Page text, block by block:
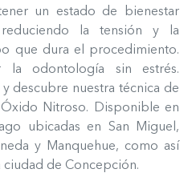
un estado de bienestar
la tensión y la
que dura el procedimiento.
la odontología sin estrés.
descubre nuestra técnica de
Nitroso. Disponible en
ubicadas en San Miguel,
y Manquehue, como así
ciudad de Concepción.